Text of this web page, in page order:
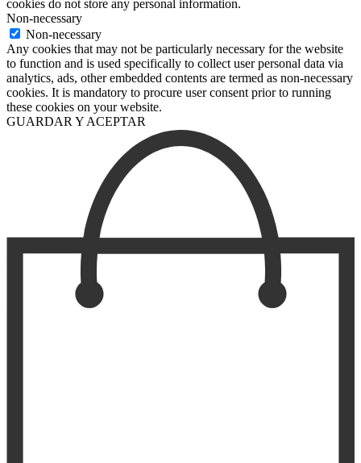
cookies do not store any personal information.
Non-necessary
Non-necessary
Any cookies that may not be particularly necessary for the website
to function and is used specifically to collect user personal data via
analytics, ads, other embedded contents are termed as non-necessary
cookies. It is mandatory to procure user consent prior to running
these cookies on your website.
GUARDAR Y ACEPTAR